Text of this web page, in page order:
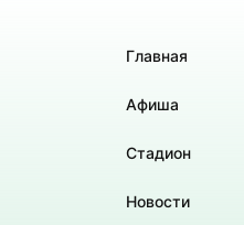
Главная
Афиша
Стадион
Новости